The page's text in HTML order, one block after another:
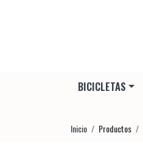
BICICLETAS
Inicio Productos